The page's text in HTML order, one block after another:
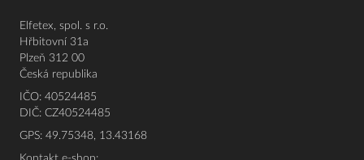
Elfetex, spol. s r.o.
Hřbitovní 31a
Plzeň 312 00
Česká republika
IČO: 40524485
DIČ: CZ40524485
GPS: 49.75348, 13.43168